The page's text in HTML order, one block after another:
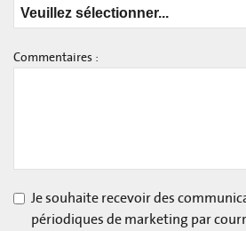
Commentaires :
Je souhaite recevoir des
périodiques de marketing par